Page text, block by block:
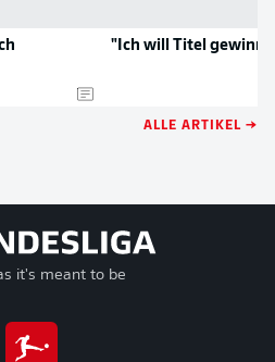
"Ich will Titel
ALLE ARTIKEL →
it's meant to be